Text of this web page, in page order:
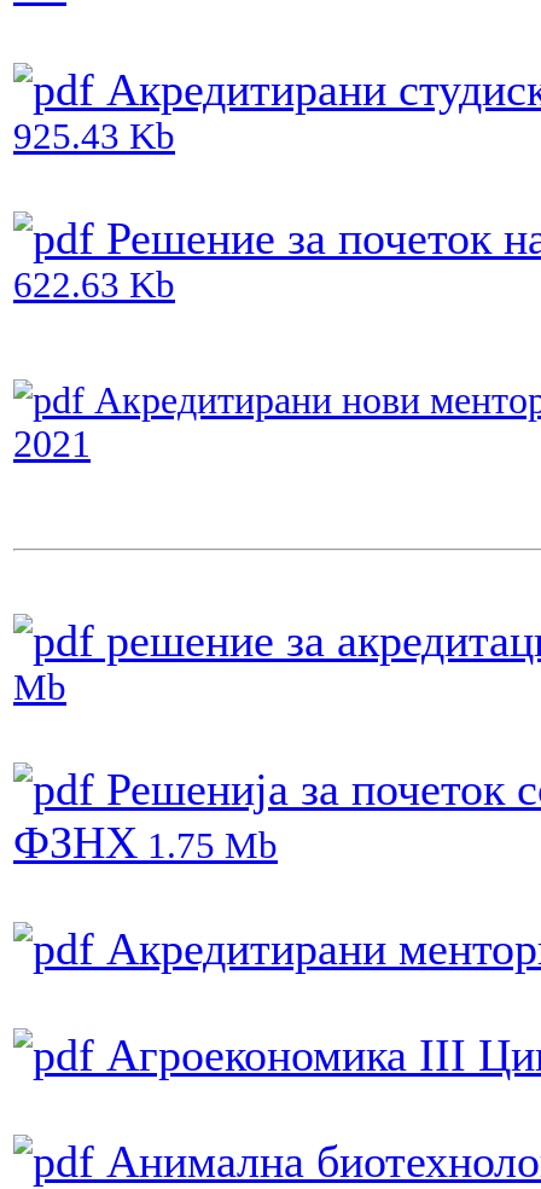
Акредитирани
925.43 Kb
Решение за почеток
622.63 Kb
Акредитирани нови
2021
решение за
Mb
Решенија за почеток
ФЗНХ 1.75 Mb
Акредитирани
Агроекономика III
Анимална